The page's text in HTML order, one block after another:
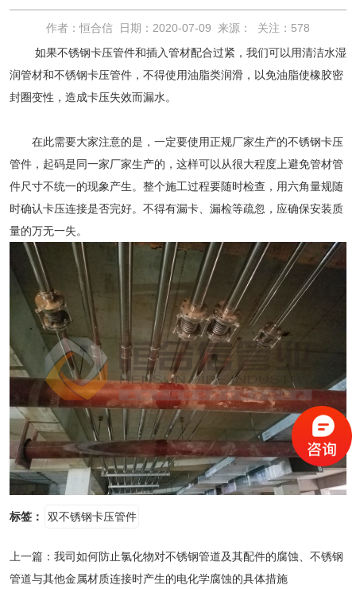
作者：恒合信 日期：2020-07-09 来源： 关注： 578
如果不锈钢卡压管件和插入管材配合过紧，我们可以用清洁水湿
润管材和不锈钢卡压管件 ，不得使用油脂类润滑，以免油脂使橡胶密
封圈变性，造成卡压失效而漏水。
在此需要大家注意的是，一定要使用正规厂家生产的不锈钢卡压
管件 ，起码是同一家厂家生产的，这样可以从很大程度上避免管材管
件尺寸不统一的现象产生。整个施工过程要随时检查，用六角量规随
时确认卡压连接是否完好。不得有漏卡、漏检等疏忽，应确保安装质
量的万无一失。
标签： 双不锈钢卡压管件
上一篇： 我司如何防止氯化物对不锈钢管道及其配件的腐蚀、不锈钢
管道与其他金属材质连接时产生的电化学腐蚀的具体措施